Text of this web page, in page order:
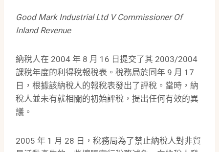
Good Mark Industrial Ltd V Commissioner Of
Inland Revenue
納稅人在 2004 年 8 月 16 日提交了其 2003/2004
課稅年度的利得稅報稅表。稅務局於同年 9 月 17
日，根據該納稅人的報稅表發出了評稅。當時，納
稅人並未有就相關的初始評稅，提出任何有效的異
議。
2005 年 1 月 28 日，稅務局為了禁止納稅人對非貿